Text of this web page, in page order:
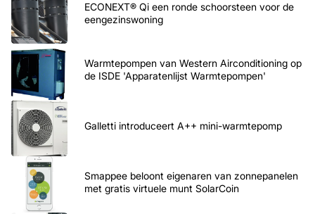
ECONEXT® Qi een ronde schoorsteen voor de
eengezinswoning
Warmtepompen van Western Airconditioning op
de ISDE 'Apparatenlijst Warmtepompen'
Galletti introduceert A++ mini-warmtepomp
Smappee beloont eigenaren van zonnepanelen
met gratis virtuele munt SolarCoin